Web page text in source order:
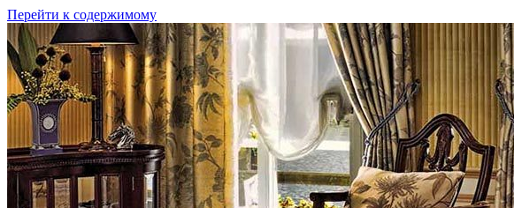
Перейти к содержимому